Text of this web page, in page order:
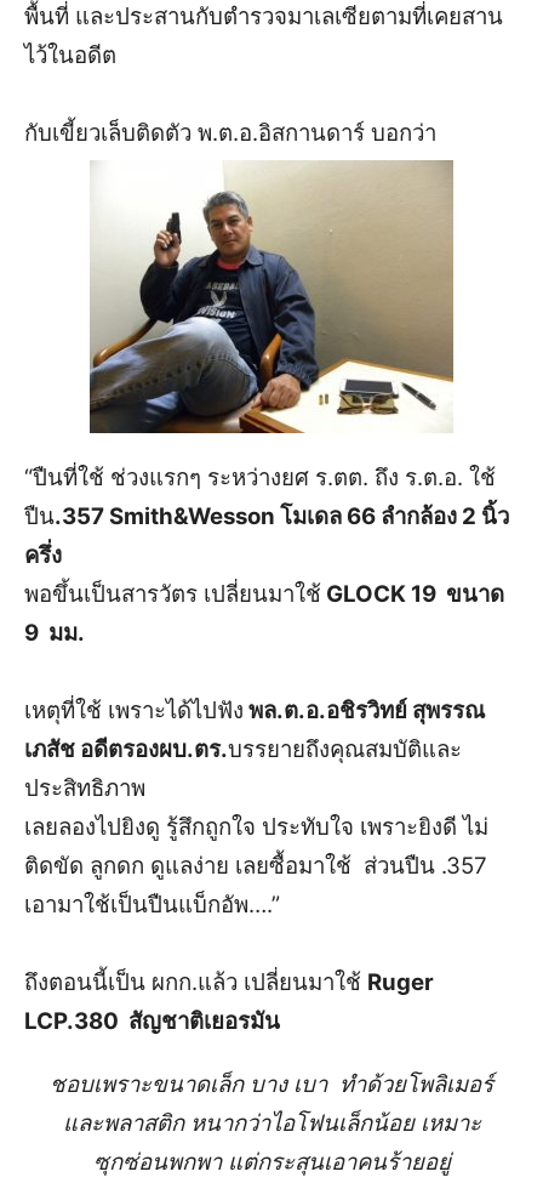
พื้นที่ และประสานกับตำรวจมาเลเซียตามที่เคยสาน
ไว้ในอดีต
กับเขี้ยวเล็บติดตัว พ.ต.อ.อิสกานดาร์ บอกว่า
“ปืนที่ใช้ ช่วงแรกๆ ระหว่างยศ ร.ตต. ถึง ร.ต.อ. ใช้
ปืน.357 Smith&Wesson โมเดล 66 ลำกล้อง 2 นิ้ว
ครึ่ง
พอขึ้นเป็นสารวัตร เปลี่ยนมาใช้ GLOCK 19 ขนาด
9 มม.
เหตุที่ใช้ เพราะได้ไปฟัง พล.ต.อ.อชิรวิทย์ สุพรรณ
เภสัช อดีตรองผบ.ตร.บรรยายถึงคุณสมบัติและ
ประสิทธิภาพ
เลยลองไปยิงดู รู้สึกถูกใจ ประทับใจ เพราะยิงดี ไม่
ติดขัด ลูกดก ดูแลง่าย เลยซื้อมาใช้ ส่วนปืน .357
เอามาใช้เป็นปืนแบ็กอัพ….”
ถึงตอนนี้เป็น ผกก.แล้ว เปลี่ยนมาใช้ Ruger
LCP.380 สัญชาติเยอรมัน
ชอบเพราะขนาดเล็ก บาง เบา ทำด้วยโพลิเมอร์
และพลาสติก หนากว่าไอโฟนเล็กน้อย เหมาะ
ซุกซ่อนพกพา แต่กระสุนเอาคนร้ายอยู่